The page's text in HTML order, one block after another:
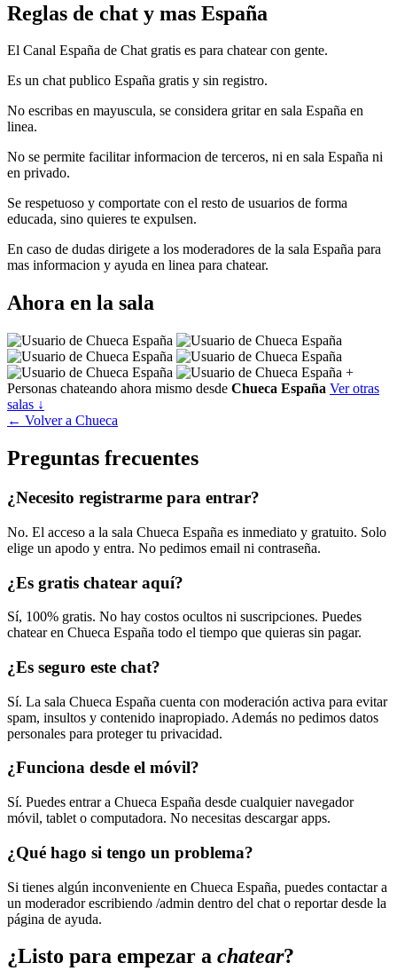
Reglas de chat y mas España
El Canal España de Chat gratis es para chatear con gente.
Es un chat publico España gratis y sin registro.
No escribas en mayuscula, se considera gritar en sala España en
linea.
No se permite facilitar informacion de terceros, ni en sala España ni
en privado.
Se respetuoso y comportate con el resto de usuarios de forma
educada, sino quieres te expulsen.
En caso de dudas dirigete a los moderadores de la sala España para
mas informacion y ayuda en linea para chatear.
Ahora en la sala
+
Personas chateando ahora mismo desde Chueca España Ver otras
salas ↓
← Volver a Chueca
Preguntas frecuentes
¿Necesito registrarme para entrar?
No. El acceso a la sala Chueca España es inmediato y gratuito. Solo
elige un apodo y entra. No pedimos email ni contraseña.
¿Es gratis chatear aquí?
Sí, 100% gratis. No hay costos ocultos ni suscripciones. Puedes
chatear en Chueca España todo el tiempo que quieras sin pagar.
¿Es seguro este chat?
Sí. La sala Chueca España cuenta con moderación activa para evitar
spam, insultos y contenido inapropiado. Además no pedimos datos
personales para proteger tu privacidad.
¿Funciona desde el móvil?
Sí. Puedes entrar a Chueca España desde cualquier navegador
móvil, tablet o computadora. No necesitas descargar apps.
¿Qué hago si tengo un problema?
Si tienes algún inconveniente en Chueca España, puedes contactar a
un moderador escribiendo /admin dentro del chat o reportar desde la
página de ayuda.
¿Listo para empezar a chatear?